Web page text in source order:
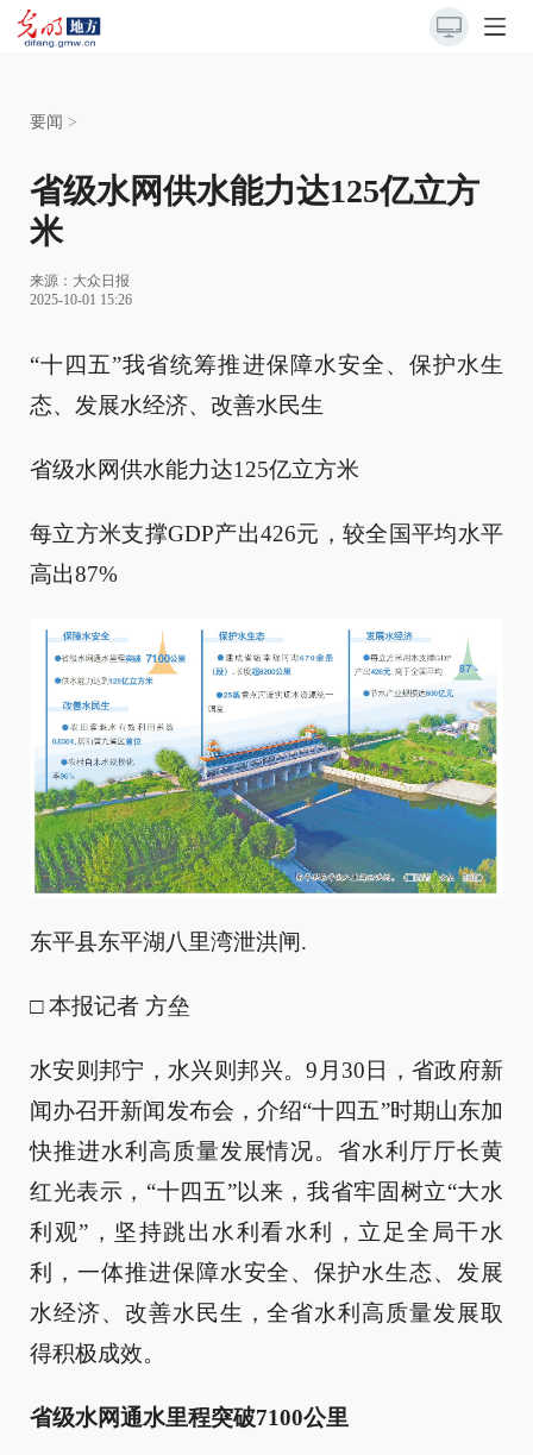
要闻 >
省级水网供水能力达125亿立方
米
来源： 大众日报
2025-10-01 15:26
“十四五”我省统筹推进保障水安全、保护水生
态、发展水经济、改善水民生
省级水网供水能力达125亿立方米
每立方米支撑GDP产出426元，较全国平均水平
高出87%
东平县东平湖八里湾泄洪闸.
□ 本报记者 方垒
水安则邦宁，水兴则邦兴。9月30日，省政府新
闻办召开新闻发布会，介绍“十四五”时期山东加
快推进水利高质量发展情况。省水利厅厅长黄
红光表示，“十四五”以来，我省牢固树立“大水
利观”，坚持跳出水利看水利，立足全局干水
利，一体推进保障水安全、保护水生态、发展
水经济、改善水民生，全省水利高质量发展取
得积极成效。
省级水网通水里程突破7100公里